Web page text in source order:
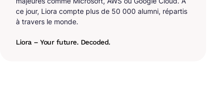
ce jour, Liora compte plus de 50 000 alumni, répartis
à travers le monde.
Liora – Your future. Decoded.